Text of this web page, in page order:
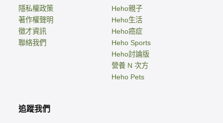
隱私權政策
著作權聲明
徵才資訊
聯絡我們
Heho親子
Heho生活
Heho癌症
Heho Sports
Heho討論版
營養 N 次方
Heho Pets
追蹤我們